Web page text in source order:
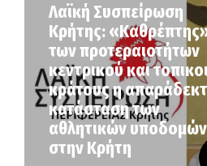
Λαϊκή Συσπείρωση
Κρήτης:
των προτεραιοτήτων
κεντρικού και
κράτους η
κατάσταση των
αθλητικών υποδομών
στην Κρήτη